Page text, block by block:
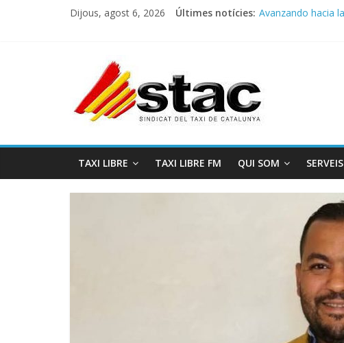
Dijous, agost 6, 2026 Últimes notícies: Avanzando hacia
TAXI LIBRE TAXI LIBRE FM QUI SOM SERVEIS